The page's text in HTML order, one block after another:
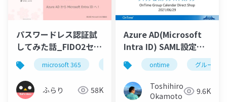
パスワードレス認証試
してみた話_FIDO2セキ
ュリティキーでパスワ
ードレス認証
microsoft 365 microsoft entra azure ad
ふらり 58K
Azure AD(Microsoft
Intra ID) SAML設定マ
ニュアルontime グループ
Toshihiro
Okamoto
9.6K